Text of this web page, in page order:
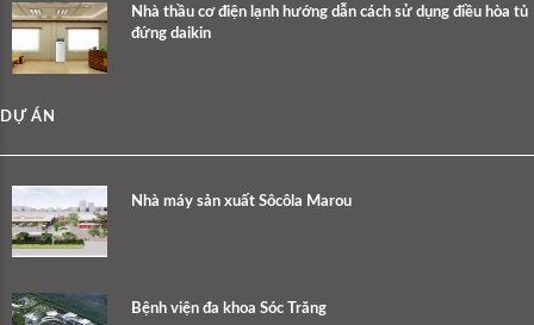
Nhà thầu cơ điện lạnh hướng dẫn cách sử dụng điều hòa tủ
đứng daikin
DỰ ÁN
Nhà máy sản xuất Sôcôla Marou
Bệnh viện đa khoa Sóc Trăng